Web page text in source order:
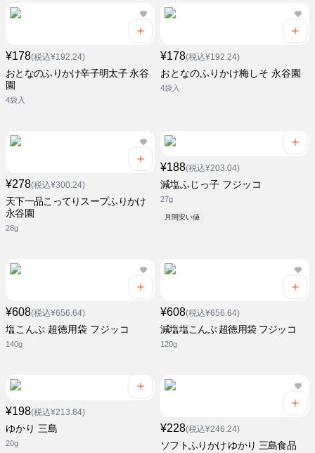
¥178(税込¥192.24)
おとなのふりかけ辛子明太子 永谷
園
4袋入
¥178(税込¥192.24)
おとなのふりかけ梅しそ 永谷園
4袋入
¥278(税込¥300.24)
天下一品こってりスープふりかけ
永谷園
28g
¥188(税込¥203.04)
減塩ふじっ子 フジッコ
27g
月間安い値
¥608(税込¥656.64)
塩こんぶ 超徳用袋 フジッコ
140g
¥608(税込¥656.64)
減塩塩こんぶ 超徳用袋 フジッコ
120g
¥198(税込¥213.84)
ゆかり 三島
20g
¥228(税込¥246.24)
ソフトふりかけ ゆかり 三島食品